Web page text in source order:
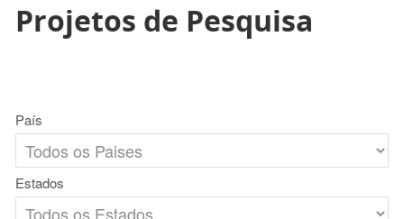
Projetos de Pesquisa
País
Estados